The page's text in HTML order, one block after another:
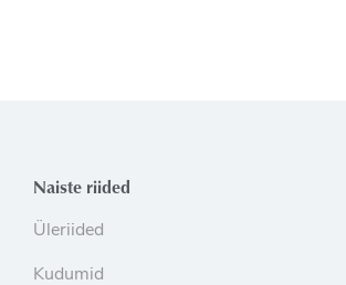
Naiste riided
Üleriided
Kudumid